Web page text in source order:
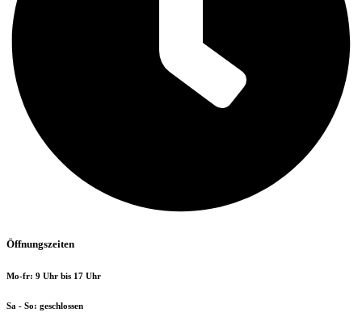
Öffnungszeiten
Mo-fr: 9 Uhr bis 17 Uhr
Sa - So: geschlossen